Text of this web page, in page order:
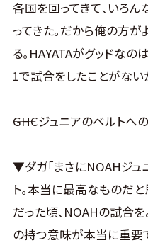
各国を回ってきて､いろ
ってきた｡だから俺の方が
る｡HAYATAがグッドなの
1で試合をしたことがない
――GHCジュニアのベルトへ
▼ダガ｢まさにNOAHジュ
ト｡本当に最高なものだ
だった頃､NOAHの試合を
の持つ意味が本当に重要